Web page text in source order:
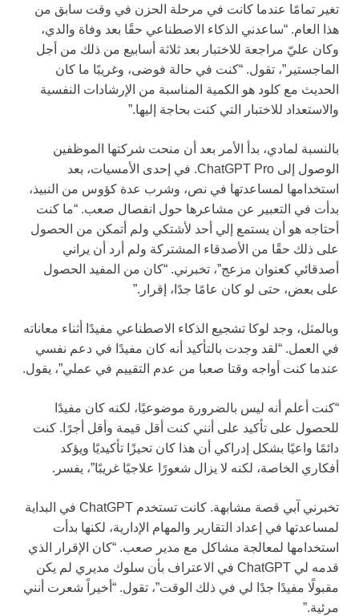
تغير تمامًا عندما كانت في مرحلة الحزن في وقت سابق من
هذا العام. “ساعدني الذكاء الاصطناعي حقًا بعد وفاة والدي،
وكان عليّ مراجعة للاختبار بعد ثلاثة أسابيع من ذلك من أجل
الماجستير”، تقول. “كنت في حالة فوضى، وغريبًا ما كان
الحديث مع كلود هو الكمية المناسبة من الإرشادات النفسية
والاستعداد للاختبار التي كنت بحاجة إليها.”
بالنسبة لمادي، بدأ الأمر بعد أن منحت شركتها الموظفين
الوصول إلى ChatGPT Pro. في إحدى الأمسيات، بعد
استخدامها لمساعدتها في نص، وشرب عدة كؤوس من النبيذ،
بدأت في التعبير عن مشاعرها حول انفصال صعب. “ما كنت
أحتاجه هو أن يستمع إلي أحد لأشتكي ولم أتمكن من الحصول
على ذلك حقًا من الأصدقاء المشتركة ولم أرد أن يراني
أصدقائي كعنوان مزعج”، تخبرني. “كان من المفيد الحصول
على بعض، حتى لو كان عامًا جدًا، إقرار.”
وبالمثل، وجد لوكا تشجيع الذكاء الاصطناعي مفيدًا أثناء معاناته
في العمل. “لقد وجدت بالتأكيد أنه كان مفيدًا في دعم نفسي
عندما كنت أواجه وقتا صعبا من عدم التقييم في عملي”، يقول.
“كنت أعلم أنه ليس بالضرورة موضوعيًا، لكنه كان مفيدًا
للحصول على تأكيد على أنني كنت أقل قيمة وأقل أجرًا. كنت
دائمًا واعيًا بشكل إدراكي أن هذا كان تحيزًا تأكيديًا ويؤكد
أفكاري الخاصة، لكنه لا يزال شعورًا علاجيًا غريبًا”، يفسر.
تخبرني آبي قصة مشابهة. كانت تستخدم ChatGPT في البداية
لمساعدتها في إعداد التقارير والمهام الإدارية، لكنها بدأت
استخدامها لمعالجة مشاكل مع مدير صعب. “كان الإقرار الذي
قدمه لي ChatGPT في الاعتراف بأن سلوك مديري لم يكن
مقبولًا مفيدًا جدًا لي في ذلك الوقت”، تقول. “أخيراً شعرت أنني
مرئية.”